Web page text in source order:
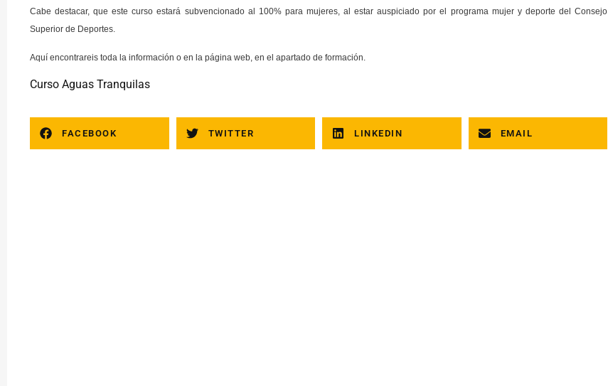
Cabe destacar, que este curso estará subvencionado al 100% para mujeres, al estar auspiciado por el programa mujer y deporte del Consejo
Superior de Deportes.
Aquí encontrareis toda la información o en la página web, en el apartado de formación.
Curso Aguas Tranquilas
FACEBOOK TWITTER LINKEDIN EMAIL